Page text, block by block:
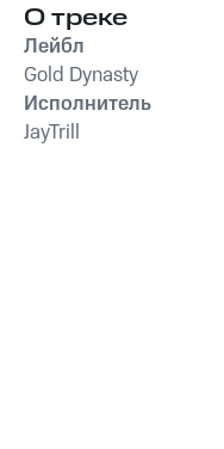
О треке
Лейбл
Gold Dynasty
Исполнитель
JayTrill